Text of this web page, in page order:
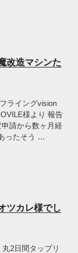
改造マシンた
ライングvision
様より 報告
請から数ヶ月経
ったそう …
ツカレ様でし
2日間タップリ